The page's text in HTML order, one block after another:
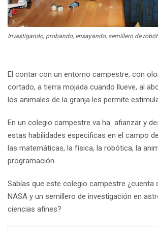
Investigando, probando, ensayando, semillero de
El contar con un entorno campestre, con
cortado, a tierra mojada cuando llueve, al
los animales de la granja les permite
En un colegio campestre va ha afianzar y
estas habilidades especificas en el campo
las matemáticas, la física, la robótica, la
programación.
Sabías que este colegio campestre ¿cuenta
NASA y un semillero de investigación en
ciencias afines?